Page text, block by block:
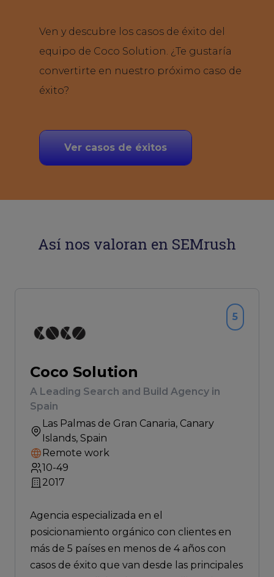
Ven y descubre los casos de éxito del
equipo de Coco Solution. ¿Te gustaría
convertirte en nuestro próximo caso de
éxito?
Ver casos de éxitos
Así nos valoran en SEMrush
Coco Solution
A Leading Search and Build Agency in
Spain
Las Palmas de Gran Canaria, Canary
Islands, Spain
Remote work
10-49
2017
5
Agencia especializada en el
posicionamiento orgánico con clientes en
más de 5 países en menos de 4 años con
casos de éxito que van desde las principales